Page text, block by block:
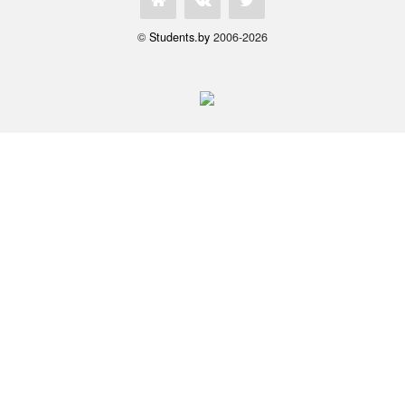
© Students.by 2006-2026